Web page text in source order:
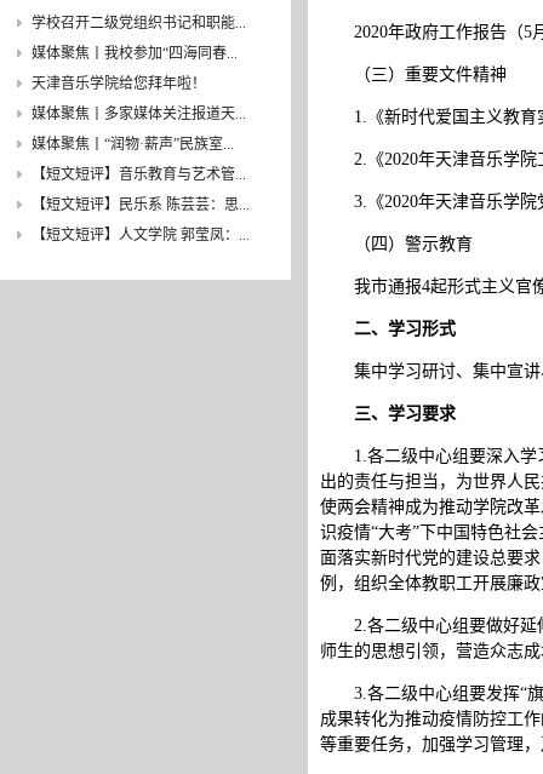
学校召开二级党组织书记和职能...
媒体聚焦丨我校参加“四海同春...
天津音乐学院给您拜年啦！
媒体聚焦丨多家媒体关注报道天...
媒体聚焦丨“润物·薪声”民族室...
【短文短评】音乐教育与艺术管...
【短文短评】民乐系 陈芸芸：思...
【短文短评】人文学院 郭莹凤：...
2020年政府工作报告（5
（三）重要文件精神
1.《新时代爱国主义教
2.《2020年天津音乐学
3.《2020年天津音乐学
（四）警示教育
我市通报4起形式主义官
二、学习形式
集中学习研讨、集中宣
三、学习要求
1.各二级中心组要深入
出的责任与担当，为世界人
使两会精神成为推动学院改
识疫情“大考”下中国特色社
面落实新时代党的建设总要
例，组织全体教职工开展廉
2.各二级中心组要做好延
师生的思想引领，营造众志
3.各二级中心组要发挥“
成果转化为推动疫情防控工
等重要任务，加强学习管理